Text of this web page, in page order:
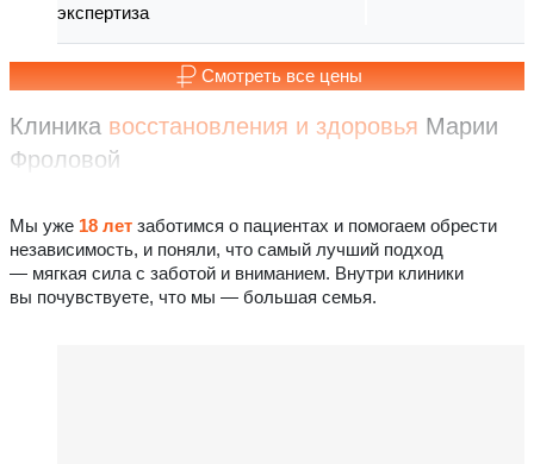
экспертиза
Смотреть все цены
Клиника восстановления и здоровья Марии
Фроловой
Мы уже 18 лет заботимся о пациентах и помогаем обрести
независимость, и поняли, что самый лучший подход
— мягкая сила с заботой и вниманием. Внутри клиники
вы почувствуете, что мы — большая семья.